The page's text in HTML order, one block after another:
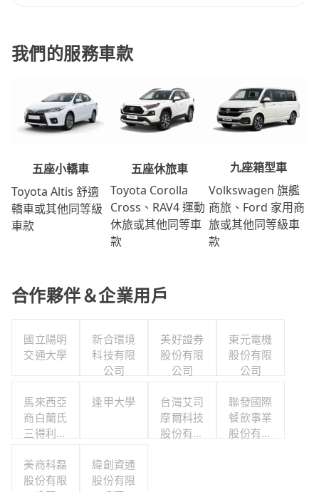
我們的服務車款
五座小轎車
Toyota Altis 舒適
轎車或其他同等級
車款
五座休旅車
Toyota Corolla
Cross、RAV4 運動
休旅或其他同等車
款
九座箱型車
Volkswagen 旗艦
商旅、Ford 家用商
旅或其他同等級車
款
合作夥伴＆企業用戶
國立陽明
交通大學
新合環境
科技有限
公司
美好證券
股份有限
公司
東元電機
股份有限
公司
馬來西亞
商白蘭氏
三得利股
司台灣分
公司
逢甲大學
台灣艾司
摩爾科技
股份有限
聯發國際
餐飲事業
股份有限
美商科磊
股份有限
緯創資通
股份有限